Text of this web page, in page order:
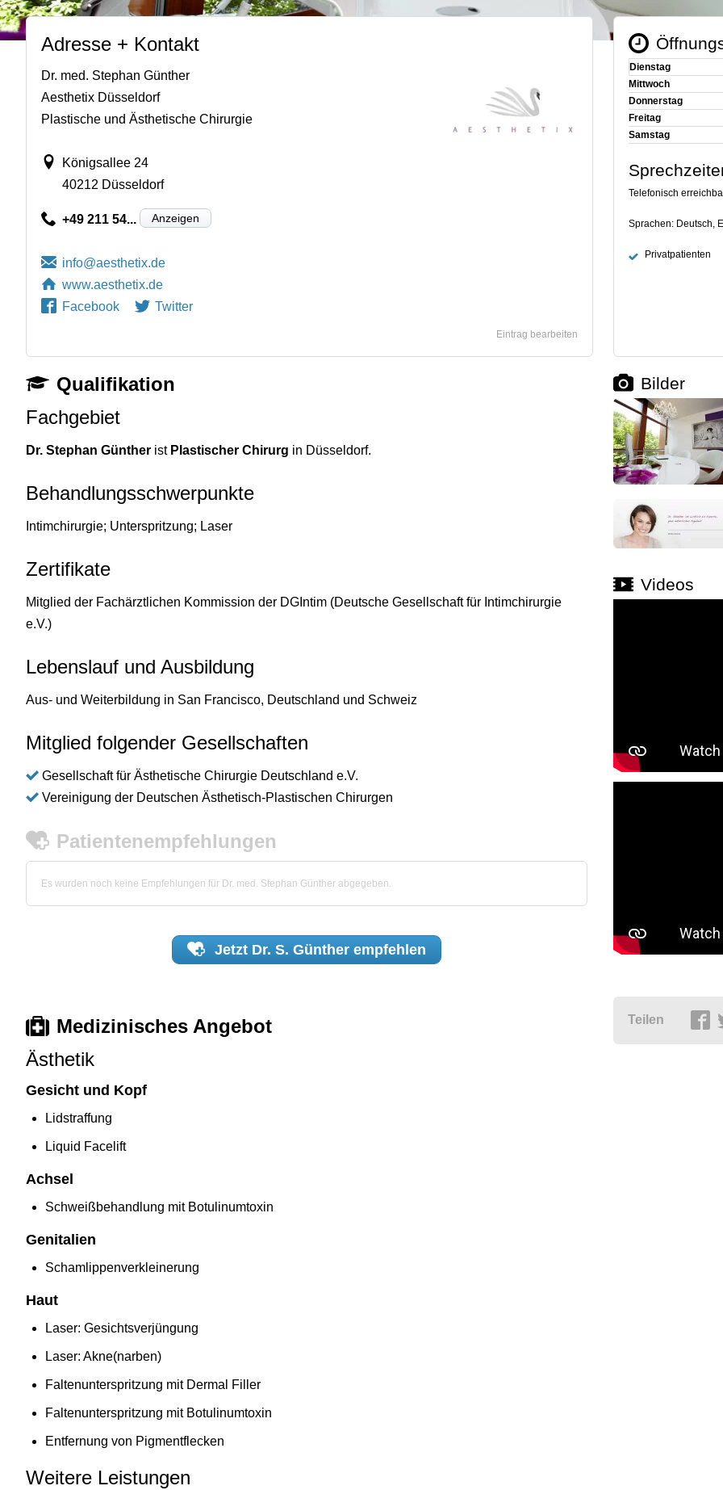
Adresse + Kontakt
Dr. med. Stephan Günther
Aesthetix Düsseldorf
Plastische und Ästhetische Chirurgie
Königsallee 24
40212 Düsseldorf
+49 211 54... Anzeigen
www.aesthetix.de
Facebook
Twitter
Eintrag bearbeiten
Dienstag
Mittwoch
Donnerstag
Freitag
Samstag
Telefonisch
Sprachen: Deutsch,
Privatpatienten
Qualifikation
Fachgebiet
Dr. Stephan Günther ist Plastischer Chirurg in Düsseldorf.
Behandlungsschwerpunkte
Intimchirurgie; Unterspritzung; Laser
Zertifikate
Mitglied der Fachärztlichen Kommission der DGIntim (Deutsche Gesellschaft für Intimchirurgie
e.V.)
Lebenslauf und Ausbildung
Aus- und Weiterbildung in San Francisco, Deutschland und Schweiz
Mitglied folgender Gesellschaften
Gesellschaft für Ästhetische Chirurgie Deutschland e.V.
Vereinigung der Deutschen Ästhetisch-Plastischen Chirurgen
Patientenempfehlungen
Es wurden noch keine Empfehlungen für Dr. med. Stephan Günther abgegeben.
Jetzt Dr. S. Güntherempfehlen
Medizinisches Angebot
Ästhetik
Gesicht und Kopf
Lidstraffung
Liquid Facelift
Achsel
Schweißbehandlung mit Botulinumtoxin
Genitalien
Schamlippenverkleinerung
Haut
Laser: Gesichtsverjüngung
Laser: Akne(narben)
Faltenunterspritzung mit Dermal Filler
Faltenunterspritzung mit Botulinumtoxin
Entfernung von Pigmentflecken
Weitere Leistungen
Bilder
Videos
Teilen